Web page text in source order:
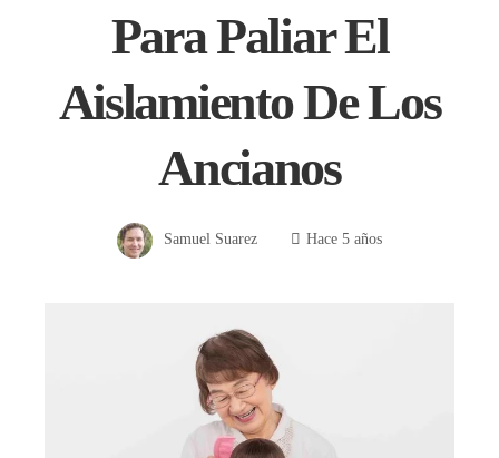
Para Paliar El
Aislamiento De Los
Ancianos
Samuel Suarez Hace 5 años